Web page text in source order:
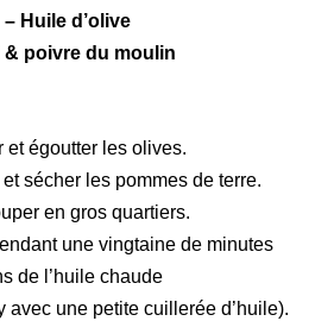
– Huile d’olive
& poivre du moulin
et égoutter les olives.
sécher les pommes de terre.
en gros quartiers.
une vingtaine de minutes
de l’huile chaude
avec une petite cuillerée d’huile).